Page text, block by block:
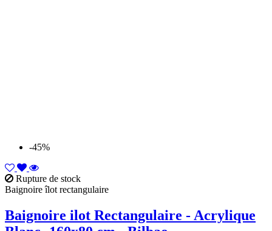
-45%
Rupture de stock
Baignoire îlot rectangulaire
Baignoire ilot Rectangulaire - Acrylique